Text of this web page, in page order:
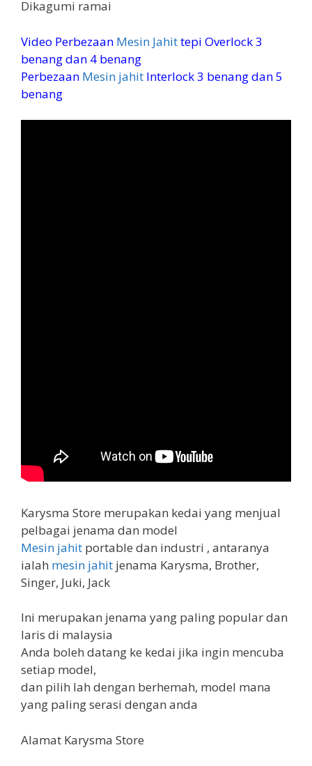
Dikagumi ramai
Video Perbezaan Mesin Jahittepi Overlock 3
benang dan 4 benang
Perbezaan Mesin jahit Interlock 3 benang dan 5
benang
Karysma Store merupakan kedai yang menjual
pelbagai jenama dan model
Mesin jahit portable dan industri , antaranya
ialah mesin jahit jenama Karysma, Brother,
Singer, Juki, Jack
Ini merupakan jenama yang paling popular dan
laris di malaysia
Anda boleh datang ke kedai jika ingin mencuba
setiap model,
dan pilih lah dengan berhemah, model mana
yang paling serasi dengan anda
Alamat Karysma Store